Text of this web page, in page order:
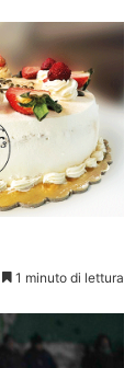
1 minuto di lettura